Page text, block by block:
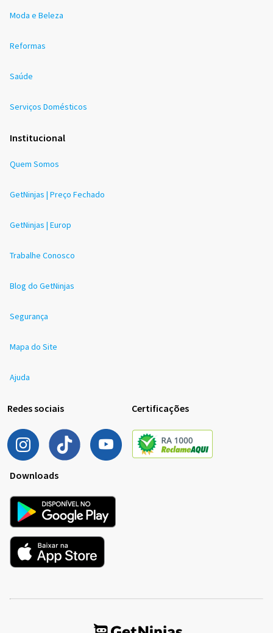
Moda e Beleza
Reformas
Saúde
Serviços Domésticos
Institucional
Quem Somos
GetNinjas | Preço Fechado
GetNinjas | Europ
Trabalhe Conosco
Blog do GetNinjas
Segurança
Mapa do Site
Ajuda
Redes sociais Certificações
Downloads